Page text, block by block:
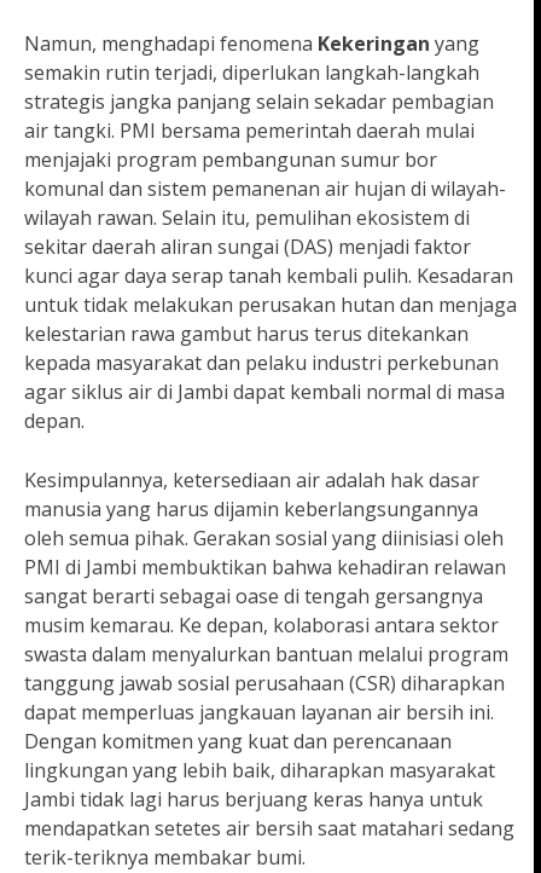
Namun, menghadapi fenomena Kekeringan yang
semakin rutin terjadi, diperlukan langkah-langkah
strategis jangka panjang selain sekadar pembagian
air tangki. PMI bersama pemerintah daerah mulai
menjajaki program pembangunan sumur bor
komunal dan sistem pemanenan air hujan di wilayah-
wilayah rawan. Selain itu, pemulihan ekosistem di
sekitar daerah aliran sungai (DAS) menjadi faktor
kunci agar daya serap tanah kembali pulih. Kesadaran
untuk tidak melakukan perusakan hutan dan menjaga
kelestarian rawa gambut harus terus ditekankan
kepada masyarakat dan pelaku industri perkebunan
agar siklus air di Jambi dapat kembali normal di masa
depan.
Kesimpulannya, ketersediaan air adalah hak dasar
manusia yang harus dijamin keberlangsungannya
oleh semua pihak. Gerakan sosial yang diinisiasi oleh
PMI di Jambi membuktikan bahwa kehadiran relawan
sangat berarti sebagai oase di tengah gersangnya
musim kemarau. Ke depan, kolaborasi antara sektor
swasta dalam menyalurkan bantuan melalui program
tanggung jawab sosial perusahaan (CSR) diharapkan
dapat memperluas jangkauan layanan air bersih ini.
Dengan komitmen yang kuat dan perencanaan
lingkungan yang lebih baik, diharapkan masyarakat
Jambi tidak lagi harus berjuang keras hanya untuk
mendapatkan setetes air bersih saat matahari sedang
terik-teriknya membakar bumi.